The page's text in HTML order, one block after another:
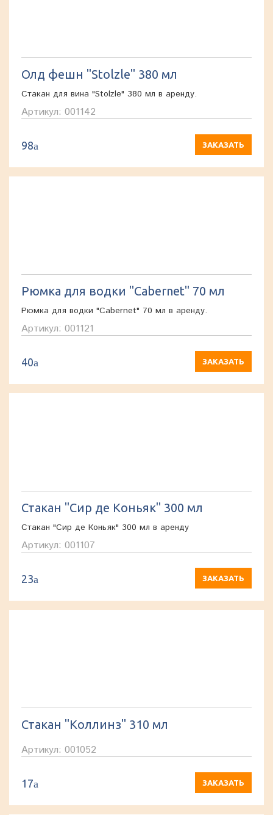
Олд фешн "Stolzle" 380 мл
Стакан для вина "Stolzle" 380 мл в аренду.
Артикул: 001142
98a ЗАКАЗАТЬ
Рюмка для водки "Cabernet" 70 мл
Рюмка для водки "Cabernet" 70 мл в аренду.
Артикул: 001121
40a ЗАКАЗАТЬ
Стакан "Сир де Коньяк" 300 мл
Стакан "Сир де Коньяк" 300 мл в аренду
Артикул: 001107
23a ЗАКАЗАТЬ
Стакан "Коллинз" 310 мл
Артикул: 001052
17a ЗАКАЗАТЬ